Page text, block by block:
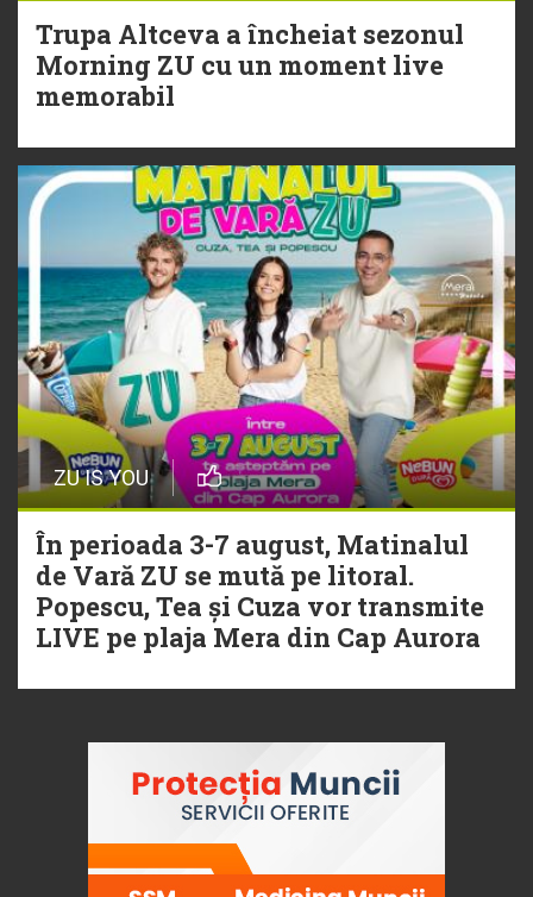
20 Iulie
Torpedoul lui Morar: Theo Rose -
Trupa Altceva a încheiat sezonul
Morning ZU cu un moment live
memorabil
ZU IS YOU
În perioada 3-7 august, Matinalul
de Vară ZU se mută pe litoral.
Popescu, Tea și Cuza vor transmite
LIVE pe plaja Mera din Cap Aurora